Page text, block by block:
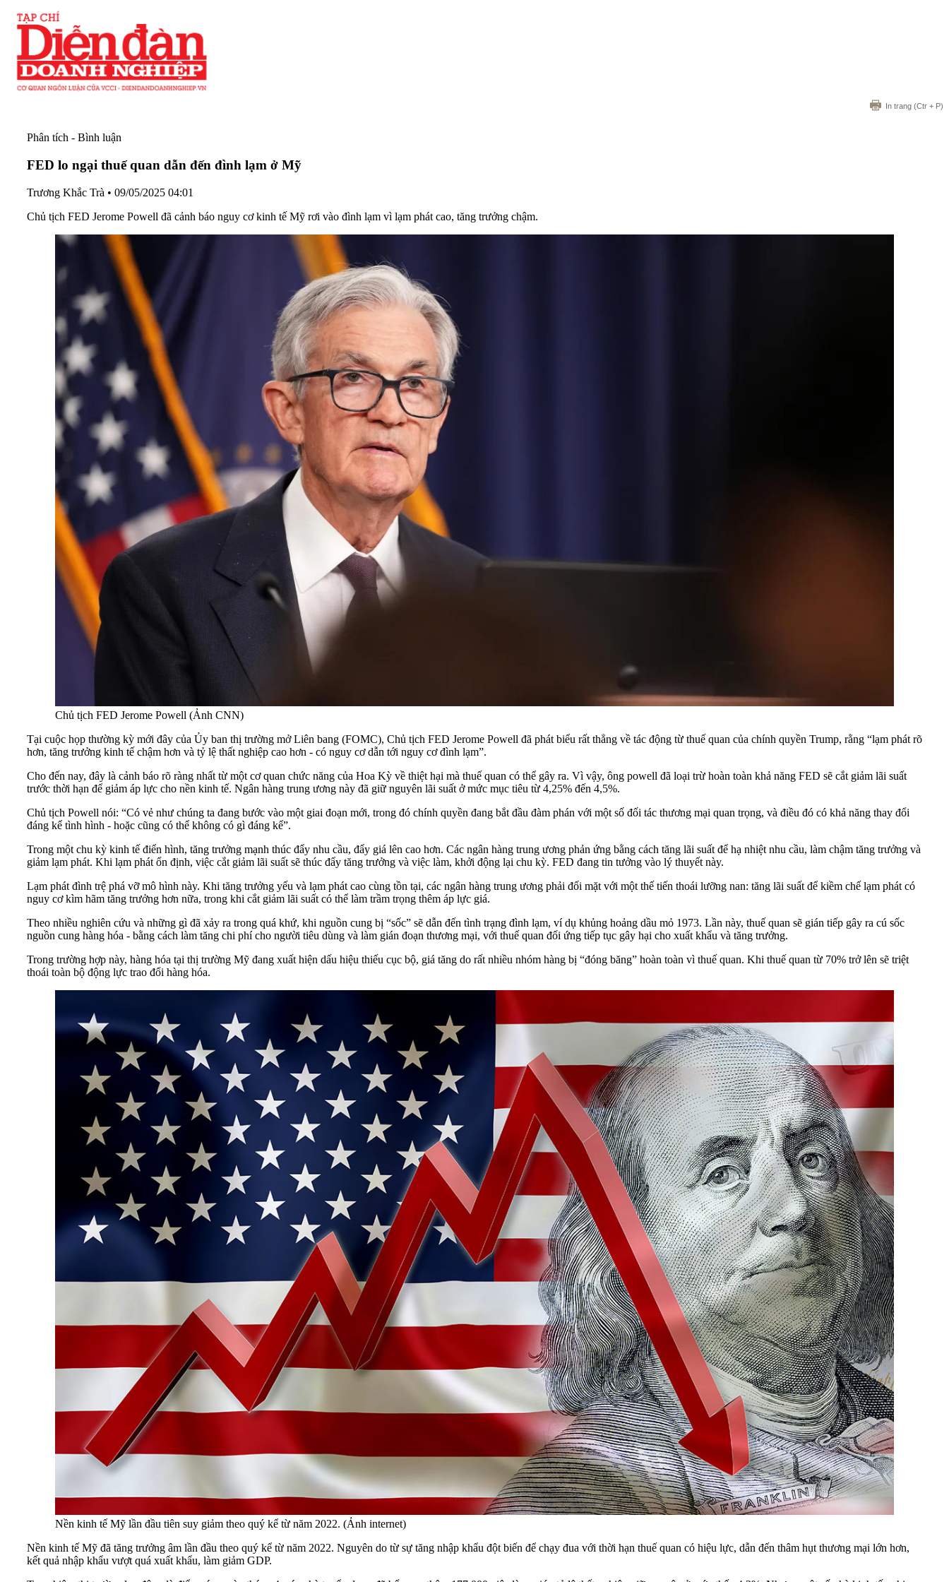
In trang (Ctr + P)
Phân tích - Bình luận
FED lo ngại thuế quan dẫn đến đình lạm ở Mỹ
Trương Khắc Trà • 09/05/2025 04:01
Chủ tịch FED Jerome Powell đã cảnh báo nguy cơ kinh tế Mỹ rơi vào đình lạm vì lạm phát cao, tăng trưởng chậm.
Chủ tịch FED Jerome Powell (Ảnh CNN)
Tại cuộc họp thường kỳ mới đây của Ủy ban thị trường mở Liên bang (FOMC), Chủ tịch FED Jerome Powell đã phát biểu rất thẳng về tác động từ thuế quan của chính quyền Trump, rằng “lạm phát rõ
hơn, tăng trưởng kinh tế chậm hơn và tỷ lệ thất nghiệp cao hơn - có nguy cơ dẫn tới nguy cơ đình lạm”.
Cho đến nay, đây là cảnh báo rõ ràng nhất từ ​​một cơ quan chức năng của Hoa Kỳ về thiệt hại mà thuế quan có thể gây ra. Vì vậy, ông powell đã loại trừ hoàn toàn khả năng FED sẽ cắt giảm lãi suất
trước thời hạn để giảm áp lực cho nền kinh tế. Ngân hàng trung ương này đã giữ nguyên lãi suất ở mức mục tiêu từ 4,25% đến 4,5%.
Chủ tịch Powell nói: “Có vẻ như chúng ta đang bước vào một giai đoạn mới, trong đó chính quyền đang bắt đầu đàm phán với một số đối tác thương mại quan trọng, và điều đó có khả năng thay đổi
đáng kể tình hình - hoặc cũng có thể không có gì đáng kể”.
Trong một chu kỳ kinh tế điển hình, tăng trưởng mạnh thúc đẩy nhu cầu, đẩy giá lên cao hơn. Các ngân hàng trung ương phản ứng bằng cách tăng lãi suất để hạ nhiệt nhu cầu, làm chậm tăng trưởng và
giảm lạm phát. Khi lạm phát ổn định, việc cắt giảm lãi suất sẽ thúc đẩy tăng trưởng và việc làm, khởi động lại chu kỳ. FED đang tin tưởng vào lý thuyết này.
Lạm phát đình trệ phá vỡ mô hình này. Khi tăng trưởng yếu và lạm phát cao cùng tồn tại, các ngân hàng trung ương phải đối mặt với một thế tiến thoái lưỡng nan: tăng lãi suất để kiềm chế lạm phát có
nguy cơ kìm hãm tăng trưởng hơn nữa, trong khi cắt giảm lãi suất có thể làm trầm trọng thêm áp lực giá.
Theo nhiều nghiên cứu và những gì đã xảy ra trong quá khứ, khi nguồn cung bị “sốc” sẽ dẫn đến tình trạng đình lạm, ví dụ khủng hoảng dầu mỏ 1973. Lần này, thuế quan sẽ gián tiếp gây ra cú sốc
nguồn cung hàng hóa - bằng cách làm tăng chi phí cho người tiêu dùng và làm gián đoạn thương mại, với thuế quan đối ứng tiếp tục gây hại cho xuất khẩu và tăng trưởng.
Trong trường hợp này, hàng hóa tại thị trường Mỹ đang xuất hiện dấu hiệu thiếu cục bộ, giá tăng do rất nhiều nhóm hàng bị “đóng băng” hoàn toàn vì thuế quan. Khi thuế quan từ 70% trở lên sẽ triệt
thoái toàn bộ động lực trao đổi hàng hóa.
Nền kinh tế Mỹ lần đầu tiên suy giảm theo quý kể từ năm 2022. (Ảnh internet)
Nền kinh tế Mỹ đã tăng trưởng âm lần đầu theo quý kể từ năm 2022. Nguyên do từ sự tăng nhập khẩu đột biến để chạy đua với thời hạn thuế quan có hiệu lực, dẫn đến thâm hụt thương mại lớn hơn,
kết quả nhập khẩu vượt quá xuất khẩu, làm giảm GDP.